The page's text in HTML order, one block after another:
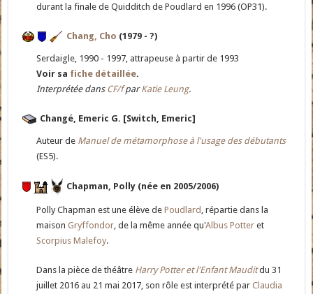
durant la finale de Quidditch de Poudlard en 1996 (OP31).
Chang, Cho (1979 - ?)
Serdaigle, 1990 - 1997, attrapeuse à partir de 1993
Voir sa fiche détaillée.
Interprétée dans CF/fparKatie Leung.
Changé, Emeric G. [Switch, Emeric]
Auteur de Manuel de métamorphose à l'usage des débutants
(ES5).
Chapman, Polly (née en 2005/2006)
Polly Chapman est une élève dePoudlard , répartie dans la
maisonGryffondor, de la même année qu'Albus Potter et
Scorpius Malefoy.
Dans la pièce de théâtre Harry Potter et l'Enfant Mauditdu 31
juillet 2016 au 21 mai 2017, son rôle est interprété parClaudia